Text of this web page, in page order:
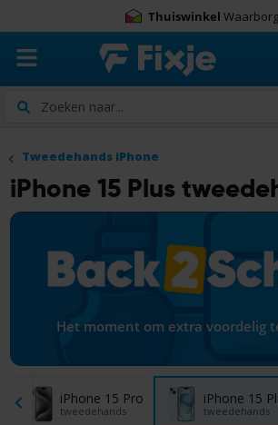
9.0
Zoeken
Tweedehands iPhone
iPhone 15 Plus
Het moment om extra voordelig
iPhone 15 Pro
tweedehands
iPhone 15
tweedehands